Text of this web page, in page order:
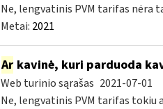
Ne, lengvatinis PVM tarifas nėra
Metai: 2021
Arkavinė, kuri parduoda
Web turinio sąrašas 2021-07-01
Ne, lengvatinis PVM tarifas tokiu